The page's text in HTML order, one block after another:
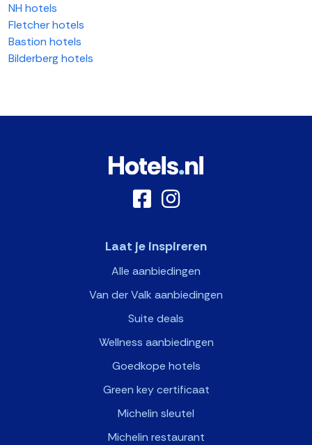
NH hotels
Fletcher hotels
Bastion hotels
Bilderberg hotels
Laat je inspireren
Alle aanbiedingen
Van der Valk aanbiedingen
Suite deals
Wellness aanbiedingen
Goedkope hotels
Green key certificaat
Michelin sleutel
Michelin restaurant